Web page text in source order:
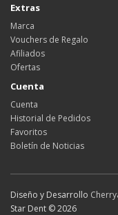
Extras
Marca
Vouchers de Regalo
Afiliados
Ofertas
Cuenta
Cuenta
Historial de Pedidos
Favoritos
Boletín de Noticias
Diseño y Desarrollo
Star Dent © 2026